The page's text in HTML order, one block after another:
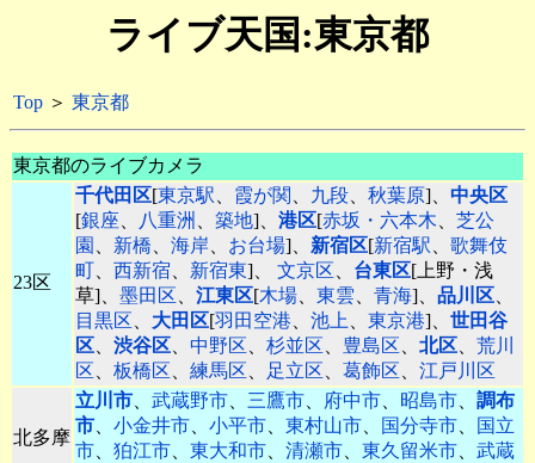
ライブ天国:東京都
Top ＞ 東京都
東京都のライブカメラ
23区
千代田区[東京駅、 霞が関 、 九段、 秋葉原]、 中央区
[銀座、 八重洲 、 築地]、 港区[赤坂・六本木、 芝公
園 、 新橋、 海岸、 お台場]、 新宿区[新宿駅、 歌舞伎
町、 西新宿、 新宿東]、 文京区、 台東区[上野・浅
草]、 墨田区、 江東区[木場、 東雲、 青海]、 品川区、
目黒区、 大田区[羽田空港、 池上、 東京港]、 世田谷
区、 渋谷区、 中野区、 杉並区、 豊島区、 北区、 荒川
区、 板橋区、 練馬区、 足立区、 葛飾区、 江戸川区
北多摩
立川市、 武蔵野市、 三鷹市、 府中市、 昭島市、 調布
市、 小金井市、 小平市、 東村山市、 国分寺市、
国立
市、 狛江市、 東大和市、 清瀬市、 東久留米市、 武蔵